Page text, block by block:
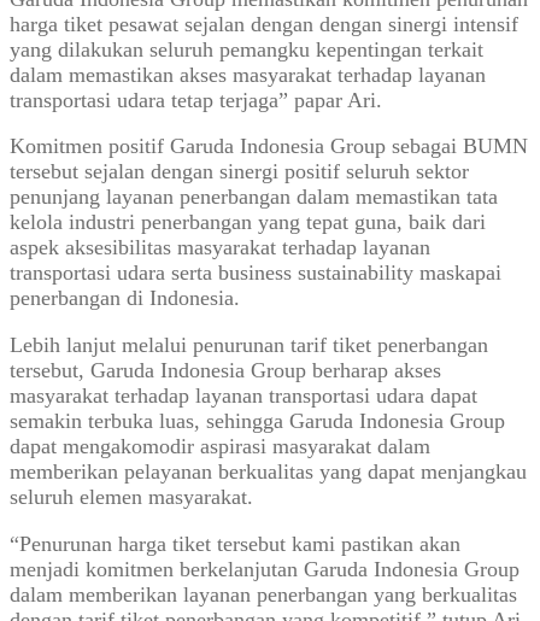
harga tiket pesawat sejalan dengan dengan sinergi intensif
yang dilakukan seluruh pemangku kepentingan terkait
dalam memastikan akses masyarakat terhadap layanan
transportasi udara tetap terjaga” papar Ari.
Komitmen positif Garuda Indonesia Group sebagai BUMN
tersebut sejalan dengan sinergi positif seluruh sektor
penunjang layanan penerbangan dalam memastikan tata
kelola industri penerbangan yang tepat guna, baik dari
aspek aksesibilitas masyarakat terhadap layanan
transportasi udara serta business sustainability maskapai
penerbangan di Indonesia.
Lebih lanjut melalui penurunan tarif tiket penerbangan
tersebut, Garuda Indonesia Group berharap akses
masyarakat terhadap layanan transportasi udara dapat
semakin terbuka luas, sehingga Garuda Indonesia Group
dapat mengakomodir aspirasi masyarakat dalam
memberikan pelayanan berkualitas yang dapat menjangkau
seluruh elemen masyarakat.
“Penurunan harga tiket tersebut kami pastikan akan
menjadi komitmen berkelanjutan Garuda Indonesia Group
dalam memberikan layanan penerbangan yang berkualitas